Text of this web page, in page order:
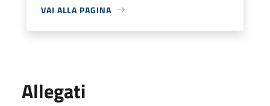
VAI ALLA PAGINA
Allegati